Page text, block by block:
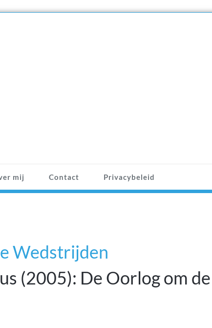
mij Contact Privacybeleid
Wedstrijden
(2005): De Oorlog om de